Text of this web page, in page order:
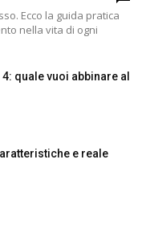
Ecco la guida pratica
nella vita di ogni
quale vuoi abbinare al
e reale